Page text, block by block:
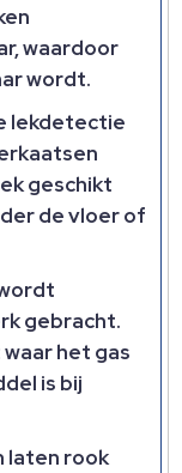
waardoor
wordt.
lekdetectie
geschikt
de vloer of
gebracht.
het gas
is bij
laten rook